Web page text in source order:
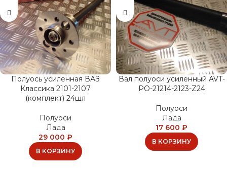
Полуось усиленная ВАЗ
Классика 2101-2107
(комплект) 24шл
Полуоси
Лада
29 000 ₽
В КОРЗИНУ
Вал полуоси усиленный AVT-
PO-21214-2123-Z24
Полуоси
Лада
17 600 ₽
В КОРЗИНУ